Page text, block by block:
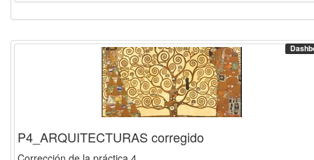
P4_ARQUITECTURAS corregido